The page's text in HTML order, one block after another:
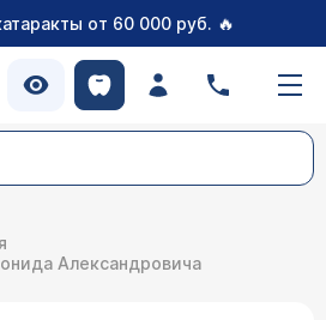
от 60 000 руб. 🔥
Александровича